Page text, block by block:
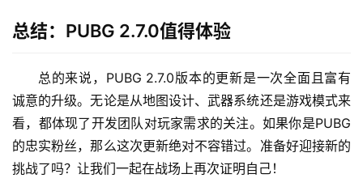
总结：PUBG 2.7.0值得体验
总的来说，PUBG 2.7.0版本的更新是一次全面且富有
诚意的升级。无论是从地图设计、武器系统还是游戏模式来
看，都体现了开发团队对玩家需求的关注。如果你是PUBG
的忠实粉丝，那么这次更新绝对不容错过。准备好迎接新的
挑战了吗？让我们一起在战场上再次证明自己！